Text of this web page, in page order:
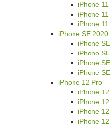
iPhone 11
iPhone 11
iPhone
iPhone SE 2020
iPhone
iPhone
iPhone
iPhone
iPhone 12 Pro
iPhone
iPhone 12
iPhone
iPhone